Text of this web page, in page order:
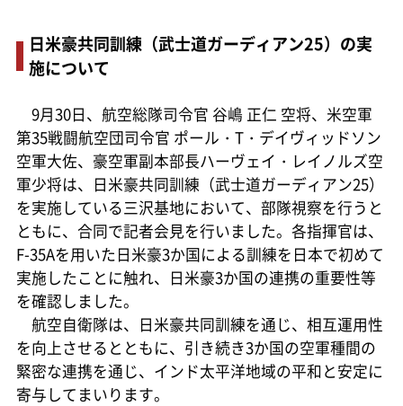
日米豪共同訓練（武士道ガーディアン25）の実
施について
9月30日、航空総隊司令官 谷嶋 正仁 空将、米空軍
第35戦闘航空団司令官 ポール・T・デイヴィッドソン
空軍大佐、豪空軍副本部長ハーヴェイ・レイノルズ空
軍少将は、日米豪共同訓練（武士道ガーディアン25）
を実施している三沢基地において、部隊視察を行うと
ともに、合同で記者会見を行いました。各指揮官は、
F-35Aを用いた日米豪3か国による訓練を日本で初めて
実施したことに触れ、日米豪3か国の連携の重要性等
を確認しました。
航空自衛隊は、日米豪共同訓練を通じ、相互運用性
を向上させるとともに、引き続き3か国の空軍種間の
緊密な連携を通じ、インド太平洋地域の平和と安定に
寄与してまいります。